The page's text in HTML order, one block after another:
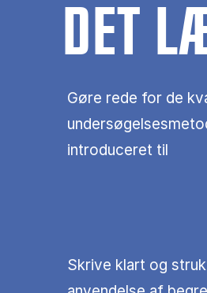
DET
Gøre rede for de
introduceret til
Skrive klart og